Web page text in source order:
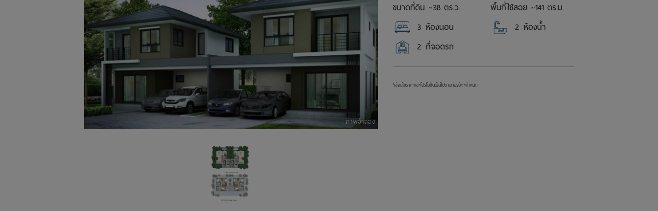
ภาพจำลอง
ขนาดที่ดิน ~38 ตร.ว. พื้นที่ใช้สอย ~141 ตร.ม.
3 ห้องนอน 2 ห้องน้ำ
2 ที่จอดรถ
*เงื่อนไขราคาและโปรโมชั่นเป็นไปตามที่บริษัทฯกำหนด